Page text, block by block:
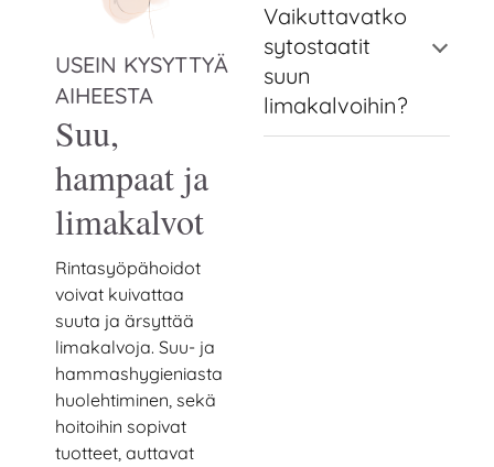
Vaikuttavatko
sytostaatit
suun
limakalvoihin?
USEIN KYSYTTYÄ
AIHEESTA
Suu,
hampaat ja
limakalvot
Rintasyöpähoidot
voivat kuivattaa
suuta ja ärsyttää
limakalvoja. Suu- ja
hammashygieniasta
huolehtiminen, sekä
hoitoihin sopivat
tuotteet, auttavat